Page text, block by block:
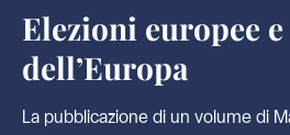
Elezioni europee
dell’Europa
La pubblicazione di un volume di